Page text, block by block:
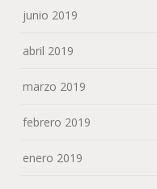
junio 2019
abril 2019
marzo 2019
febrero 2019
enero 2019